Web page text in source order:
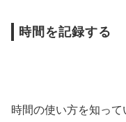
時間を記録する
時間の使い方を知っ